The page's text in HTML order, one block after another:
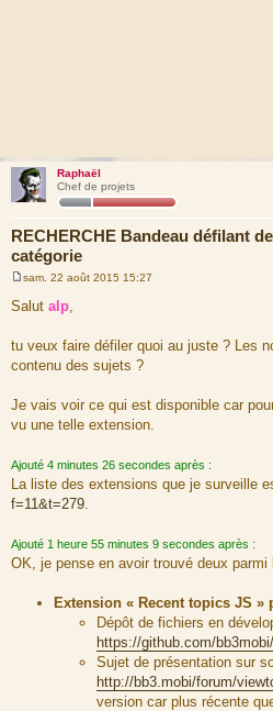
Raphaël
Chef de projets
RECHERCHE Bandeau défilant
catégorie
e
s
e
sam. 22 août 2015 15:27
Salut alp
tu veux faire défiler quoi au juste ? Les
contenu des sujets ?
Je vais voir ce qui est disponible car
vu une telle extension.
Ajouté 4 minutes 26 secondes après :
La liste des extensions que je surveille
f=11&t=279
Ajouté 1 heure 55 minutes 9 secondes après :
OK, je pense en avoir trouvé deux parmi
Extension « Recent topics JS »
Dépôt de fichiers en
https://github.com/
Sujet de présentation sur
http://bb3.mobi/forum/
version car plus récente